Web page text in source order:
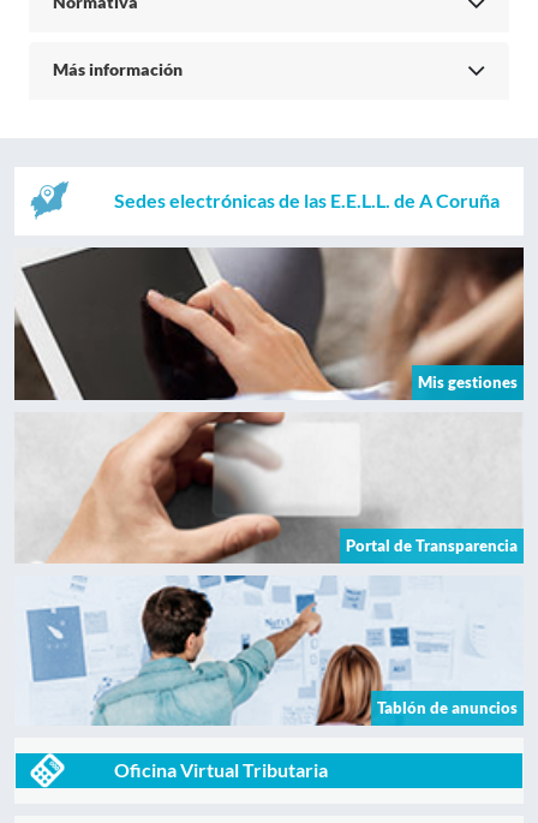
Más información
Sedes electrónicas de las E.E.L.L. de A Coruña
Mis gestiones
Portal de Transparencia
Tablón de anuncios
Oficina Virtual Tributaria